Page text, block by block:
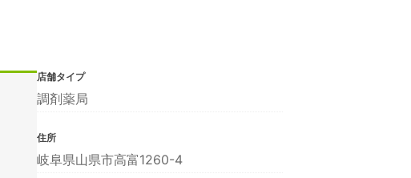
店舗タイプ
調剤薬局
住所
岐阜県山県市高富1260-4